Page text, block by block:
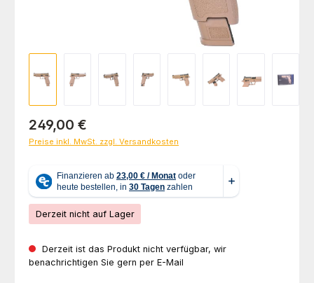
Regulärer Preis:
249,00 €
Preise inkl. MwSt. zzgl. Versandkosten
Derzeit nicht auf Lager
Derzeit ist das Produkt nicht verfügbar, wir
benachrichtigen Sie gern per E-Mail